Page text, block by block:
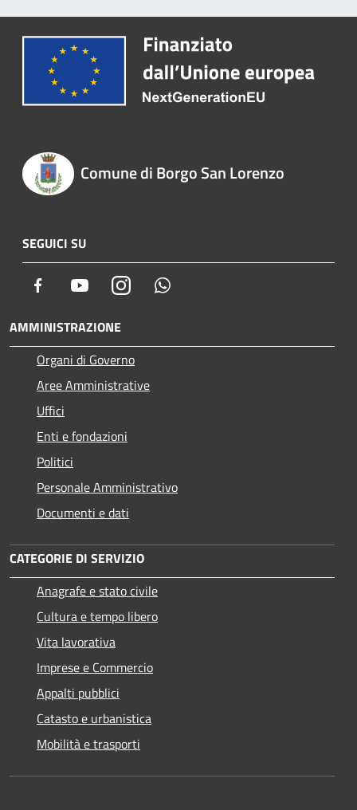
Comune di Borgo San Lorenzo
SEGUICI SU
Facebook YoutubeInstagram
AMMINISTRAZIONE
Organi di Governo
Aree Amministrative
Uffici
Enti e fondazioni
Politici
Personale Amministrativo
Documenti e dati
CATEGORIE DI SERVIZIO
Anagrafe e stato civile
Cultura e tempo libero
Vita lavorativa
Imprese e Commercio
Appalti pubblici
Catasto e urbanistica
Mobilità e trasporti